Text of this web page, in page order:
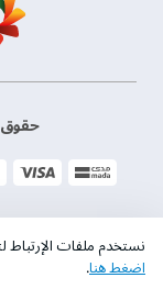
حقوق النشر
نستخدم ملفات
اضغط هنا.